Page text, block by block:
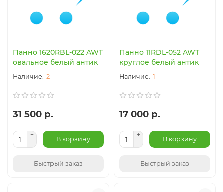
Панно 1620RBL-022 AWT
овальное белый антик
2
31 500 р.
В корзину
Быстрый заказ
Панно 11RDL-052 AWT
круглое белый антик
1
17 000 р.
В корзину
Быстрый заказ